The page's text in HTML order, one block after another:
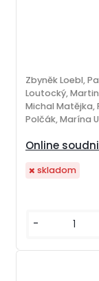
Online
Zbyněk Loebl,
Loutocký,
Michal Matějka,
Polčák, Marína
skladom
-